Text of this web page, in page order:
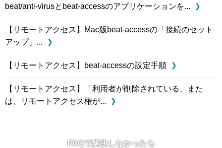
beat/anti-virusとbeat-accessのアプリケーションを...
【リモートアクセス】Mac版beat-accessの「接続のセット
アップ」...
【リモートアクセス】beat-accessの設定手順
【リモートアクセス】「利用者が削除されている、また
は、リモートアクセス権が...
FAQで解決しなかったら